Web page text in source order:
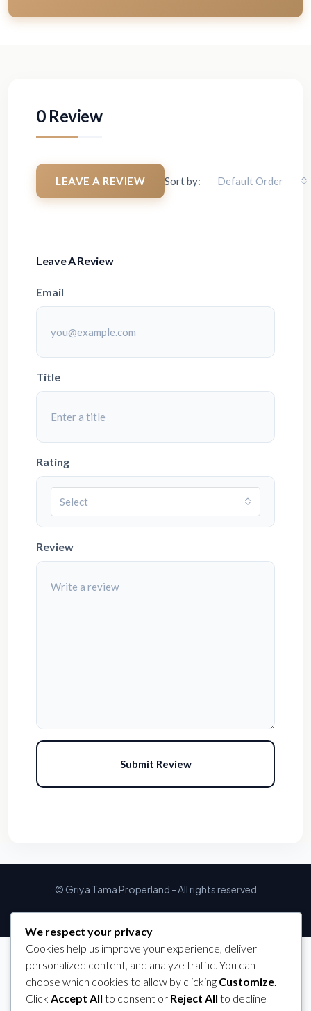
0 Review
Sort by: Default Order
LEAVE A REVIEW
Leave A Review
Email
Title
Rating
Select
Review
Submit Review
© Griya Tama Properland - All rights reserved
We respect your privacy
Cookies help us improve your experience, deliver
personalized content, and analyze traffic. You can
choose which cookies to allow by clicking Customize
Click Accept All to consent or Reject All to decline